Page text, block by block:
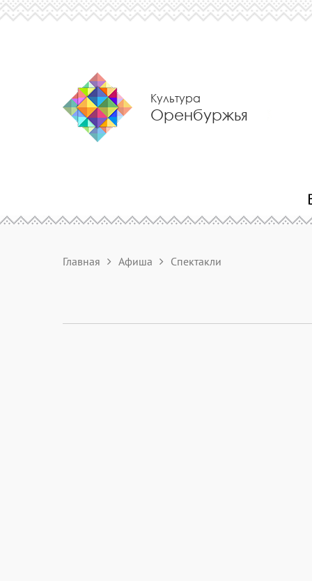
Культура
Оренбуржья
Главная Афиша Спектакли